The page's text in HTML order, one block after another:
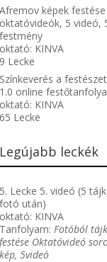
Afremov képek festése
oktatóvideók, 5 videó,
festmény
oktató: KINVA
9 Lecke
Színkeverés a
1.0 online
oktató: KINVA
65 Lecke
Legújabb leckék
5. Lecke 5. videó (5
fotó után)
oktató: KINVA
Tanfolyam:Fotóból
festése Oktatóvideó
kép, 5videó